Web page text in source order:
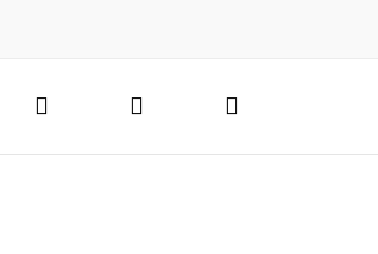
Hledat PřihlášeníNákupní